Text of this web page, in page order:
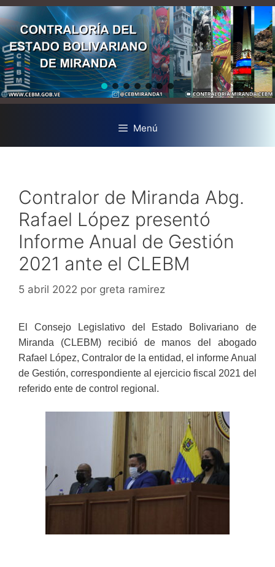
Menú
Contralor de Miranda Abg.
Rafael López presentó
Informe Anual de Gestión
2021 ante el CLEBM
5 abril 2022 por greta ramirez
El Consejo Legislativo del Estado Bolivariano de
Miranda (CLEBM) recibió de manos del abogado
Rafael López, Contralor de la entidad, el informe Anual
de Gestión, correspondiente al ejercicio fiscal 2021 del
referido ente de control regional.